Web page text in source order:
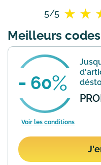
électrique, basse,
5/5
Meilleurs
60
Voir les conditions